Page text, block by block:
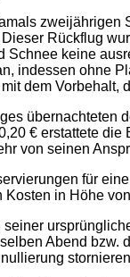
Rückflug
Schnee keine
indessen ohne
dem
€ erstattete
von seinen
für
in Höhe
Abend